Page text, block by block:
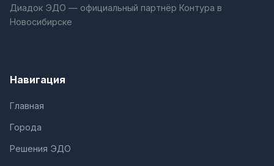
Диадок ЭДО — официальный партнёр Контура в
Новосибирске
Навигация
Главная
Города
Решения ЭДО